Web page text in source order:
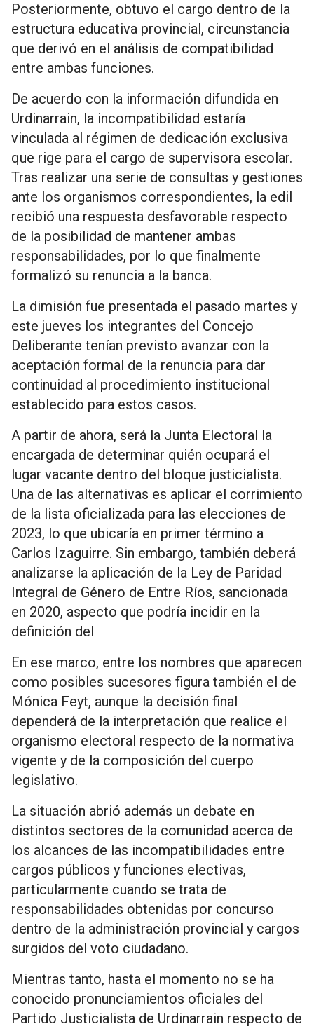
Posteriormente, obtuvo el cargo dentro de la
estructura educativa provincial, circunstancia
que derivó en el análisis de compatibilidad
entre ambas funciones.
De acuerdo con la información difundida en
Urdinarrain, la incompatibilidad estaría
vinculada al régimen de dedicación exclusiva
que rige para el cargo de supervisora escolar.
Tras realizar una serie de consultas y gestiones
ante los organismos correspondientes, la edil
recibió una respuesta desfavorable respecto
de la posibilidad de mantener ambas
responsabilidades, por lo que finalmente
formalizó su renuncia a la banca.
La dimisión fue presentada el pasado martes y
este jueves los integrantes del Concejo
Deliberante tenían previsto avanzar con la
aceptación formal de la renuncia para dar
continuidad al procedimiento institucional
establecido para estos casos.
A partir de ahora, será la Junta Electoral la
encargada de determinar quién ocupará el
lugar vacante dentro del bloque justicialista.
Una de las alternativas es aplicar el corrimiento
de la lista oficializada para las elecciones de
2023, lo que ubicaría en primer término a
Carlos Izaguirre. Sin embargo, también deberá
analizarse la aplicación de la Ley de Paridad
Integral de Género de Entre Ríos, sancionada
en 2020, aspecto que podría incidir en la
definición del
En ese marco, entre los nombres que aparecen
como posibles sucesores figura también el de
Mónica Feyt, aunque la decisión final
dependerá de la interpretación que realice el
organismo electoral respecto de la normativa
vigente y de la composición del cuerpo
legislativo.
La situación abrió además un debate en
distintos sectores de la comunidad acerca de
los alcances de las incompatibilidades entre
cargos públicos y funciones electivas,
particularmente cuando se trata de
responsabilidades obtenidas por concurso
dentro de la administración provincial y cargos
surgidos del voto ciudadano.
Mientras tanto, hasta el momento no se ha
conocido pronunciamientos oficiales del
Partido Justicialista de Urdinarrain respecto de